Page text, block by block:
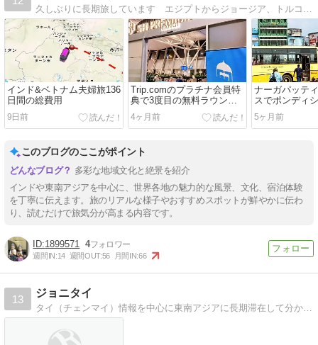
久しぶりに長期旅しています エジプトからジョージア、トルコを経てブルガリアからヨーロッパを横断してモロッコまで 今は南インドに滞在中です
インド&ベトナム夫婦旅136
日間の総費用
9日前
Trip.comのプラチナ会員特
典で3度目の無料ラウンジ
を利用して来ました
4ヶ月前
ナーガパッテ
スでポンディ
5ヶ月前
このブログのここがポイント
多彩な地域文化と絶景を紹介
インドや東南アジアを中心に、世界各地の魅力的な風景、文化、宿泊体験
を丁寧に伝えます。旅のリアルな様子やおすすめスポットが鮮やかに伝わ
り、読むだけで旅気分が高まる内容です。
1899571 4
週間IN:14 週間OUT:56 月間IN:66
13
ジョニタイ
タイ（チェンマイ）情報を中心に東南アジアに長期滞在して分かったことを更新中！海外ノマド術も公開